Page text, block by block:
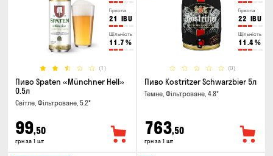
Гіркота
21 IBU
Щільність
11.7 %
(1)
Пиво Spaten «Münchner Hell»
0.5л
Світле, Фільтроване, 5.2°
99,50
грн за 1 шт
Гіркота
22 IBU
Щільність
11.4%
(0)
Пиво Kostritzer Schwarzbier 5л
Темне, Фільтроване, 4.8°
763,50
грн за 1 шт